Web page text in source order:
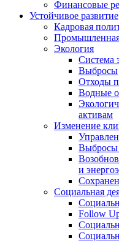
Финансовые
Устойчивое развитие
Кадровая
Промышленная
Экология
Система
Выбросы
Отходы
Водные
активам
Изменение
Выбросы
и
Социальная
Follow